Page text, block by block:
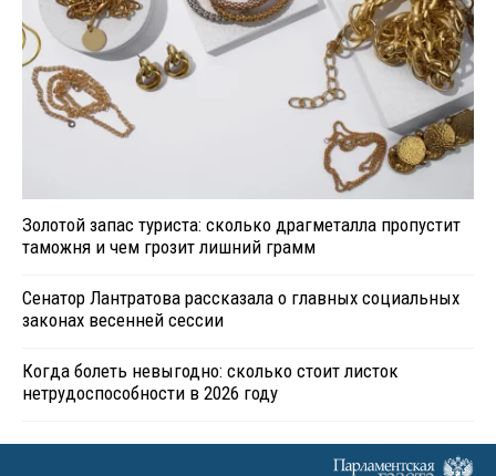
Золотой запас туриста: сколько драгметалла пропустит
таможня и чем грозит лишний грамм
Сенатор Лантратова рассказала о главных социальных
законах весенней сессии
Когда болеть невыгодно: сколько стоит листок
нетрудоспособности в 2026 году